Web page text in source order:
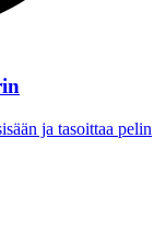
ja tasoittaa pelin